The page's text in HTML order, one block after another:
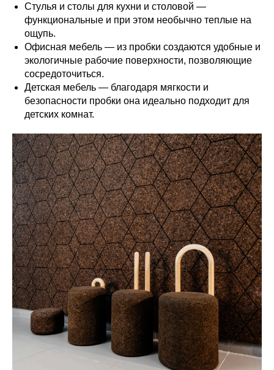
Стулья и столы для кухни и столовой —
функциональные и при этом необычно теплые на
ощупь.
Офисная мебель — из пробки создаются удобные и
экологичные рабочие поверхности, позволяющие
сосредоточиться.
Детская мебель — благодаря мягкости и
безопасности пробки она идеально подходит для
детских комнат.